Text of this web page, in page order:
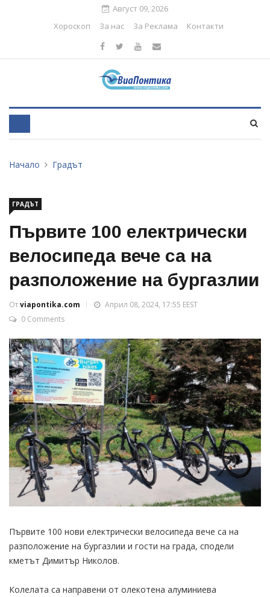
Август 09, 2026
Хороскоп
За нас За Реклама Контакти
Начало Градът
ГРАДЪТ
Първите 100 електрически
велосипеда вече са на
разположение на бургазлии
Отviapontika.com
Април 08, 2024, 17:55 EEST
0 Comments
Първите 100 нови електрически велосипеда вече са на
разположение на бургазлии и гости на града, сподели
кметът Димитър Николов.
Колелата са направени от олекотена алуминиева